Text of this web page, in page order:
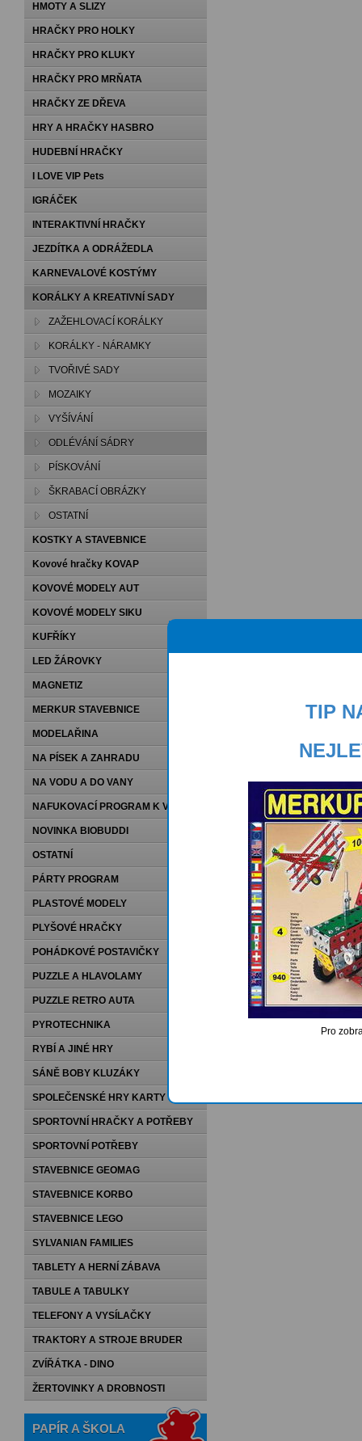
HMOTY A SLIZY
HRAČKY PRO HOLKY
HRAČKY PRO KLUKY
HRAČKY PRO MRŇATA
HRAČKY ZE DŘEVA
HRY A HRAČKY HASBRO
HUDEBNÍ HRAČKY
I LOVE VIP Pets
IGRÁČEK
INTERAKTIVNÍ HRAČKY
JEZDÍTKA A ODRÁŽEDLA
KARNEVALOVÉ KOSTÝMY
KORÁLKY A KREATIVNÍ SADY
ZAŽEHLOVACÍ KORÁLKY
KORÁLKY - NÁRAMKY
TVOŘIVÉ SADY
MOZAIKY
VYŠÍVÁNÍ
ODLÉVÁNÍ SÁDRY
PÍSKOVÁNÍ
ŠKRABACÍ OBRÁZKY
OSTATNÍ
KOSTKY A STAVEBNICE
Kovové hračky KOVAP
KOVOVÉ MODELY AUT
KOVOVÉ MODELY SIKU
KUFŘÍKY
LED ŽÁROVKY
MAGNETIZ
MERKUR STAVEBNICE
MODELAŘINA
NA PÍSEK A ZAHRADU
NA VODU A DO VANY
NAFUKOVACÍ PROGRAM K VODĚ
NOVINKA BIOBUDDI
OSTATNÍ
PÁRTY PROGRAM
PLASTOVÉ MODELY
PLYŠOVÉ HRAČKY
POHÁDKOVÉ POSTAVIČKY
PUZZLE A HLAVOLAMY
PUZZLE RETRO AUTA
PYROTECHNIKA
RYBÍ A JINÉ HRY
SÁNĚ BOBY KLUZÁKY
SPOLEČENSKÉ HRY KARTY
PEXESA
SPORTOVNÍ HRAČKY A POTŘEBY
SPORTOVNÍ POTŘEBY
STAVEBNICE GEOMAG
STAVEBNICE KORBO
STAVEBNICE LEGO
SYLVANIAN FAMILIES
TABLETY A HERNÍ ZÁBAVA
TABULE A TABULKY
TELEFONY A VYSÍLAČKY
TRAKTORY A STROJE BRUDER
ZVÍŘÁTKA - DINO
ŽERTOVINKY A DROBNOSTI
PAPÍR A ŠKOLA
TIP
Pro